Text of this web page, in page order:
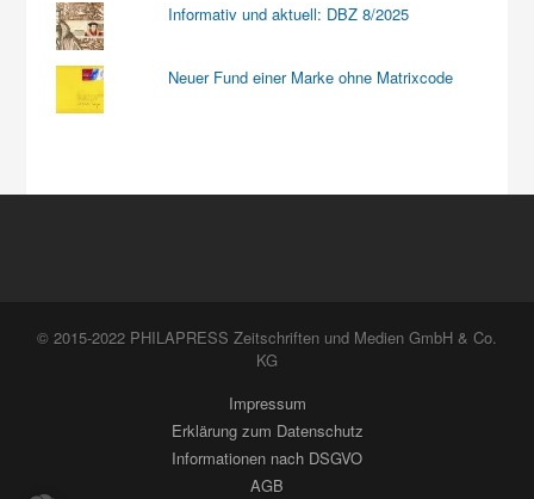
Informativ und aktuell: DBZ 8/2025
Neuer Fund einer Marke ohne Matrixcode
© 2015-2022 PHILAPRESS Zeitschriften und Medien GmbH & Co.
KG
Impressum
Erklärung zum Datenschutz
Informationen nach DSGVO
AGB